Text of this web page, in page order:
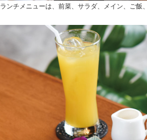
ランチメニューは、前菜、サラダ、メイン、ご飯